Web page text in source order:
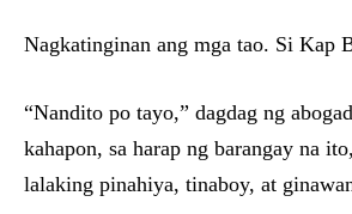
Nagkatinginan ang mga tao. Si Kap
“Nandito po tayo,” dagdag ng
kahapon, sa harap ng barangay na
lalaking pinahiya, tinaboy, at